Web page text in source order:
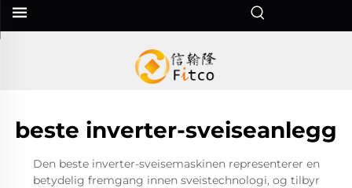
beste inverter-sveiseanlegg
Den beste inverter-sveisemaskinen representerer en
betydelig fremgang innen sveistechnologi, og tilbyr